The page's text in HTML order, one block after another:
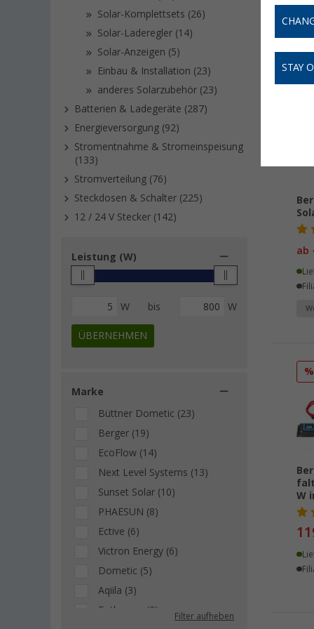
Solar-Komplettsets (26)
Solar-Laderegler (14)
Solar-Anzeigen (5)
Einbau & Installation (23)
anderes Solarzubehör (23)
Batterien & Ladegeräte (287)
Energieversorgung (92)
Stromentnahme & Stromeinspeisung
(133)
Stromverteilung (76)
Steckdosen & Schalter (225)
12 / 24 V Stecker (142)
Leistung (W)
W bis W
ÜBERNEHMEN
Marke
Büttner Dometic (23)
Berger (19)
EcoFlow (14)
Next Level Systems (13)
Sunset Solar (10)
PHAESUN (8)
Ective (6)
Victron Energy (6)
Dometic (5)
Aqiila (3)
Fothermo (3)
Filter aufheben
ab
%
W
STAY